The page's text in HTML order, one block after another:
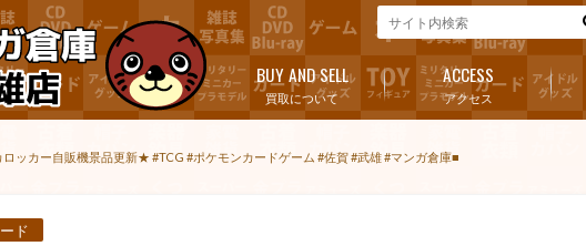
買取について
BUY AND SELL
アクセス
ACCESS
ッカー自販機景品更新★ #TCG #ポケモンカードゲーム #佐賀 #武雄 #マンガ倉庫■
ド